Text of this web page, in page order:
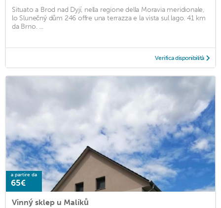
Situato a Brod nad Dyjí, nella regione della Moravia meridionale,
lo Slunečný dům 246 offre una terrazza e la vista sul lago. 41 km
da Brno. ...
Verifica disponibilità
a partire da
65€
Vinný sklep u Malíků